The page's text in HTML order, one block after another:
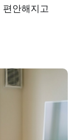
안해지고